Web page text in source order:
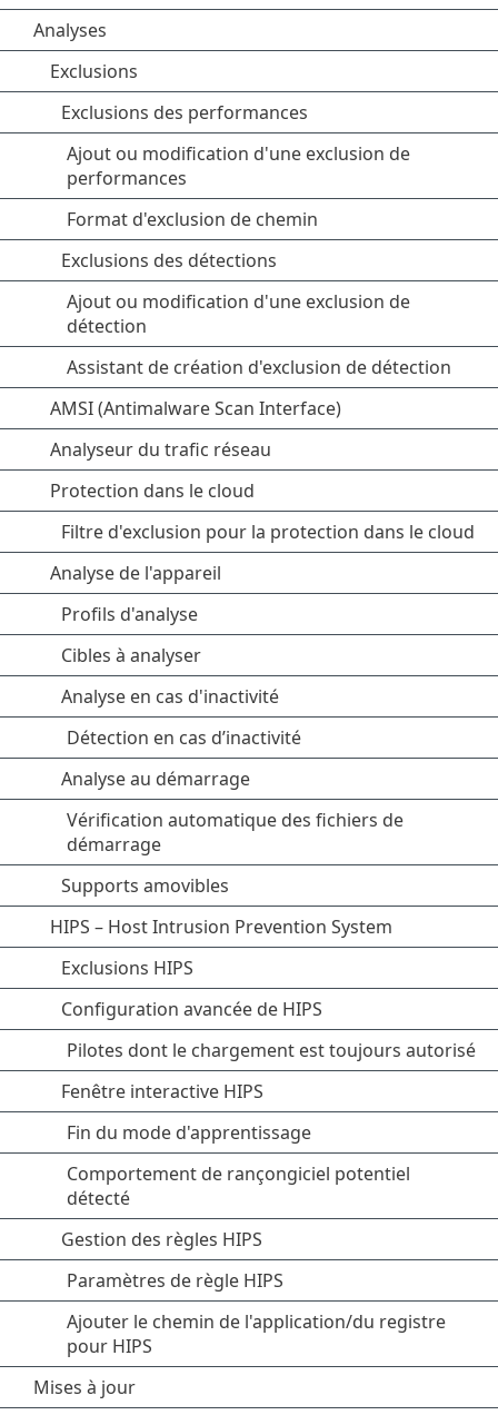
Analyses
Exclusions
Exclusions des performances
Ajout ou modification d'une exclusion de
performances
Format d'exclusion de chemin
Exclusions des détections
Ajout ou modification d'une exclusion de
détection
Assistant de création d'exclusion de détection
AMSI (Antimalware Scan Interface)
Analyseur du trafic réseau
Protection dans le cloud
Filtre d'exclusion pour la protection dans le cloud
Analyse de l'appareil
Profils d'analyse
Cibles à analyser
Analyse en cas d'inactivité
Détection en cas d’inactivité
Analyse au démarrage
Vérification automatique des fichiers de
démarrage
Supports amovibles
HIPS – Host Intrusion Prevention System
Exclusions HIPS
Configuration avancée de HIPS
Pilotes dont le chargement est toujours autorisé
Fenêtre interactive HIPS
Fin du mode d'apprentissage
Comportement de rançongiciel potentiel
détecté
Gestion des règles HIPS
Paramètres de règle HIPS
Ajouter le chemin de l'application/du registre
pour HIPS
Mises à jour